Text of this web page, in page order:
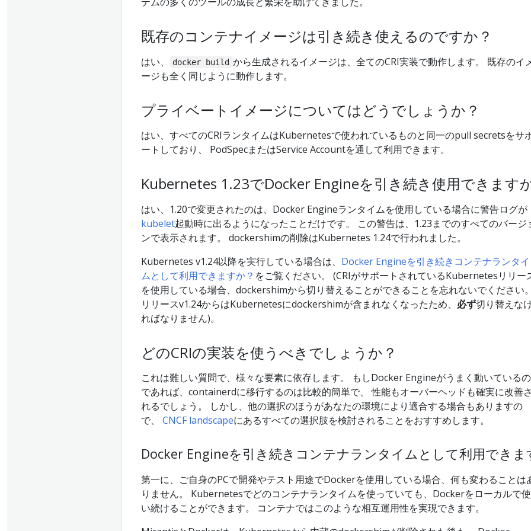
既存のコンテナイメージは引き続き使えるのですか？
はい、 docker build から生成されるイメージは、全てのCRI実装で動作します。 既存のイ
ージも全く同じように動作します。
プライベートイメージについてはどうでしょうか？
はい、すべてのCRIランタイムはKubernetesで使われているものと同一のpull secretsをサ
ートしており、 PodSpecまたはService Accountを通して利用できます。
Kubernetes 1.23でDocker Engineを引き続き使用できます
はい、1.20で変更されたのは、Docker Engineランタイムを使用している場合に警告ログが
kubelet起動時に出るようになったことだけです。 この警告は、1.23までのすべてのバージ
ンで表示されます。 dockershimの削除はKubernetes 1.24で行われました。
Kubernetes v1.24以降を実行している場合は、 Docker Engineを引き続きコンテナランタイ
ムとして利用できますか？ をご覧ください。 (CRIがサポートされているKubernetesリリー
を使用している場合、dockershimから切り替えることができることを忘れないでください。
リリースv1.24からはKubernetesにdockershimが含まれなくなったため、 必ず切り替えな
ればなりません)。
どのCRIの実装を使うべきでしょうか？
これは難しい質問で、様々な要素に依存します。 もしDocker Engineがうまく動いているの
であれば、containerdに移行するのは比較的簡単で、 性能もオーバーヘッドも確実に改善さ
れるでしょう。 しかし、他の選択のほうがあなたの環境により適合する場合もありますの
で、 CNCF landscapeにあるすべての選択肢を検討されることをおすすめします。
Docker Engineを引き続きコンテナランタイムとして利用できま
第一に、ご自身のPCで開発やテスト用途でDockerを使用している場合、何も変わることは
りません。 Kubernetesでどのコンテナランタイムを使っていても、Dockerをローカルで使
い続けることができます。 コンテナではこのような相互運用性を実現できます。